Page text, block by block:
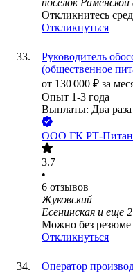
посёлок
Откликнитесь
Откликнуться
Руководитель
(общественное
от 130 000 ₽ за
Опыт 1-3 года
Выплаты: Два раза
ООО ГК РТ-
3.7
•
6 отзывов
Жуковский
Есенинская и еще 2
Можно без резюме
Откликнуться
Оператор